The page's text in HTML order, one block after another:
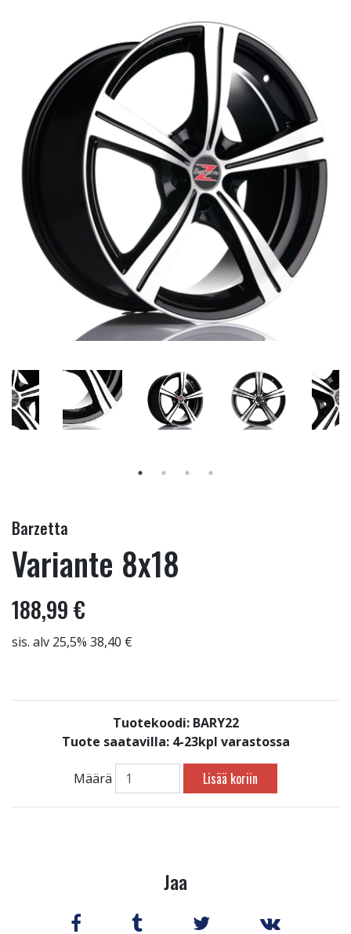
Barzetta
Variante 8x18
188,99 €
sis. alv 25,5% 38,40 €
Tuotekoodi: BARY22
Tuote saatavilla: 4-23kpl varastossa
Määrä Lisää koriin
Jaa